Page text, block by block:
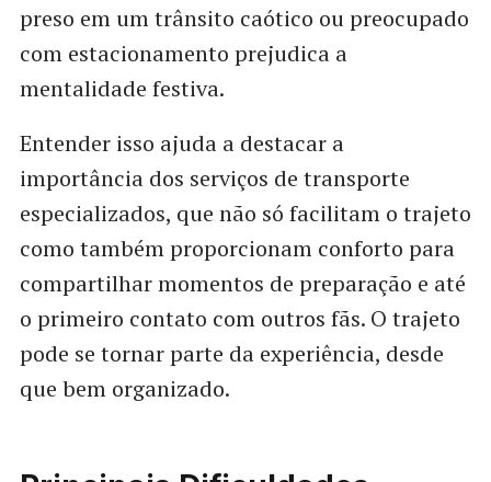
preso em um trânsito caótico ou preocupado
com estacionamento prejudica a
mentalidade festiva.
Entender isso ajuda a destacar a
importância dos serviços de transporte
especializados, que não só facilitam o trajeto
como também proporcionam conforto para
compartilhar momentos de preparação e até
o primeiro contato com outros fãs. O trajeto
pode se tornar parte da experiência, desde
que bem organizado.